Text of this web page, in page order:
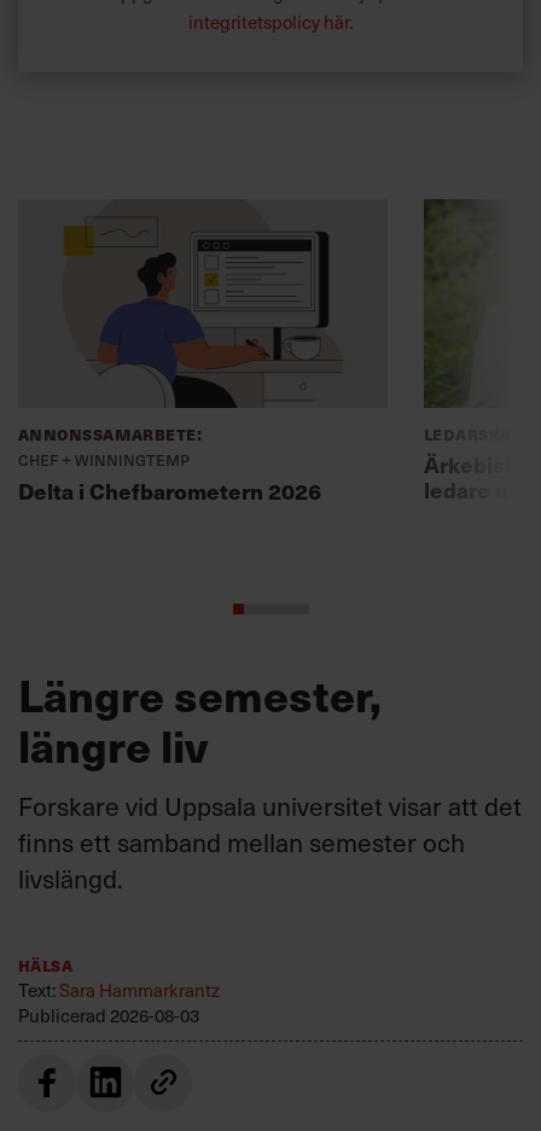
integritetspolicy här.
Annonssamarbete:
Chef + Winningtemp
Delta i Chefbarometern 2026
Ledarskap
ledare att
Längre semester,
längre liv
Forskare vid Uppsala universitet visar att det
finns ett samband mellan semester och
livslängd.
Hälsa
Text: Sara Hammarkrantz
Publicerad 2026-08-03